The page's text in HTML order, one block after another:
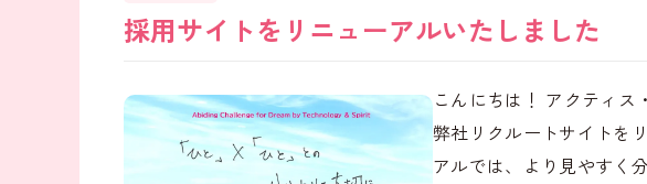
採用サイトをリニューアルいたしました
こんにちは！ アクティス
弊社リクルートサイトを
アルでは、より見やすく